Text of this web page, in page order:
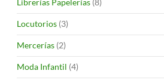
Locutorios (3)
Mercerías (2)
Moda Infantil (4)